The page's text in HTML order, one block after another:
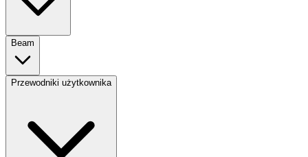
Beam
Przewodniki użytkownika